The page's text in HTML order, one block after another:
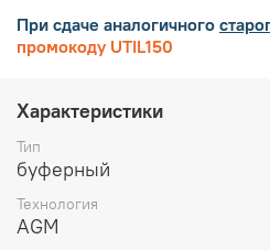
При сдаче аналогичного
промокоду UTIL150
Характеристики
Тип
буферный
Технология
AGM